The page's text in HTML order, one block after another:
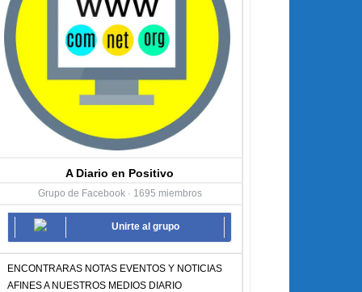
A Diario en Positivo
Grupo de Facebook · 1695 miembros
Unirte al grupo
ENCONTRARAS NOTAS EVENTOS Y NOTICIAS
AFINES A NUESTROS MEDIOS DIARIO